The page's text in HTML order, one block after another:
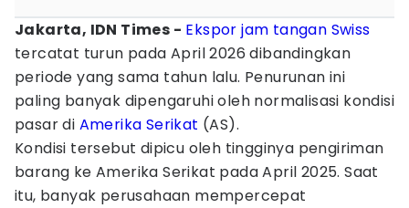
Jakarta, IDN Times - Ekspor jam tangan Swiss
tercatat turun pada April 2026 dibandingkan
periode yang sama tahun lalu. Penurunan ini
paling banyak dipengaruhi oleh normalisasi kondisi
pasar di Amerika Serikat (AS).
Kondisi tersebut dipicu oleh tingginya pengiriman
barang ke Amerika Serikat pada April 2025. Saat
itu, banyak perusahaan mempercepat